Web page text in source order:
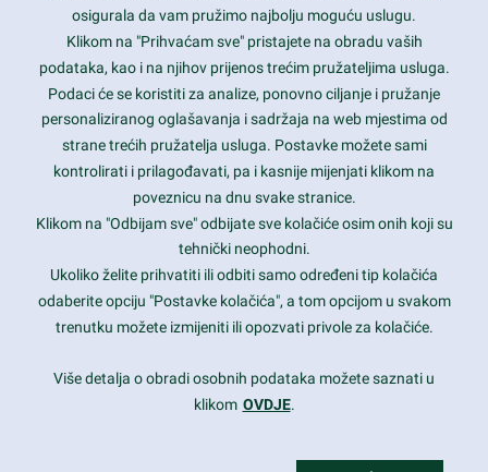
Latest trends and much more...
Contact Info
1600 Amphitheatre Parkway, Mountain View, CA 94043
prothemes.net@gmail.com
Daily: 9:00 am - 6:00 pm
Sunday: Closed
Copyright 2017FRESHFACE© All Rights Reserved
osigurala da vam pružimo najbolju moguću uslugu.
Klikom na "Prihvaćam sve" pristajete na obradu vaših
podataka, kao i na njihov prijenos trećim pružateljima usluga.
Podaci će se koristiti za analize, ponovno ciljanje i pružanje
personaliziranog oglašavanja i sadržaja na web mjestima od
strane trećih pružatelja usluga. Postavke možete sami
kontrolirati i prilagođavati, pa i kasnije mijenjati klikom na
poveznicu na dnu svake stranice.
Klikom na "Odbijam sve" odbijate sve kolačiće osim onih koji su
tehnički neophodni.
Ukoliko želite prihvatiti ili odbiti samo određeni tip kolačića
odaberite opciju "Postavke kolačića", a tom opcijom u svakom
trenutku možete izmijeniti ili opozvati privole za kolačiće.
Više detalja o obradi osobnih podataka možete saznati u
klikom OVDJE.